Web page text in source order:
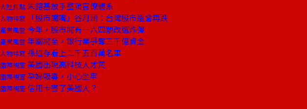
大陸焦點 朱鎔基放手整頓官僚體系
人物特寫 「股市鐵嘴」谷月涵：台灣股市還會再跌
產業風雲 今年，股市將有一六四顆改選炸彈
產業風雲 年關將至，銀行業爭奪三千億資金
人物特寫 孫道存看上二千五百萬名車
國際視窗 美國出現高科技人才荒
國際視窗 孕婦吸毒，小心坐牢
國際視窗 信用卡害了美國人？